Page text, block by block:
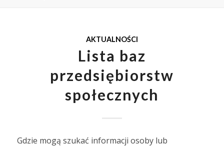
AKTUALNOŚCI
Lista baz
przedsiębiorstw
społecznych
Gdzie mogą szukać informacji osoby lub